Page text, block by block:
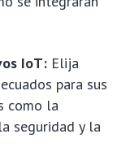
IoT: Elija
para sus
como la
seguridad y la